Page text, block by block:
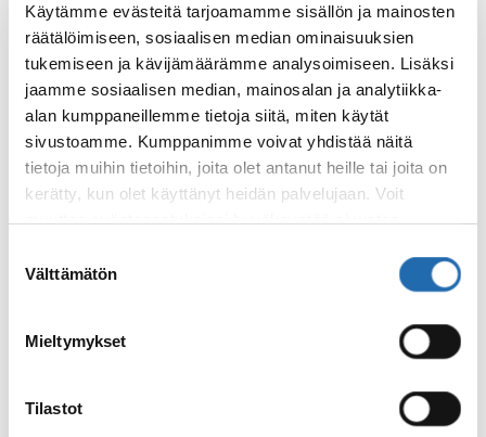
Käytämme evästeitä tarjoamamme sisällön ja mainosten
räätälöimiseen, sosiaalisen median ominaisuuksien
tukemiseen ja kävijämäärämme analysoimiseen. Lisäksi
jaamme sosiaalisen median, mainosalan ja analytiikka-
alan kumppaneillemme tietoja siitä, miten käytät
sivustoamme. Kumppanimme voivat yhdistää näitä
tietoja muihin tietoihin, joita olet antanut heille tai joita on
kerätty, kun olet käyttänyt heidän palvelujaan. Voit
muuttaa evästeasetuksiesi hyväksyntää sivuston
valinta
Välttämätön
Mieltymykset
Tilastot
Goðafossin vesiputoukselle, jolla on ollut
tärkeä rooli Islannin kristillistämisen aikana.
Tämä vesiputous on myös yksi Islannin
kauneimmista. Illallinen ja yöpyminen
Grýtubakkissa.
Tänään ratsastetaan ylös vuorille.
Leirðalsheiðin korkeimmasta kohdasta on
ja alhaalla avautuvalle jäämerelle. Illallisen